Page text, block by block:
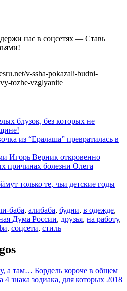
нас в соцсетях — Ставь
v-ssha-pokazali-budni-
tozhe-vzglyanite
блузок, без которых не
из “Ералаша” превратилась в
Игорь Верник откровенно
причинах болезни Олега
только те, чьи детские годы
баба, алибаба, будни, в одежде,
Дума России, друзья, на работу,
, соцсети, стиль
а там… Бордель короче в общем
4 знака зодиака, для которых 2018